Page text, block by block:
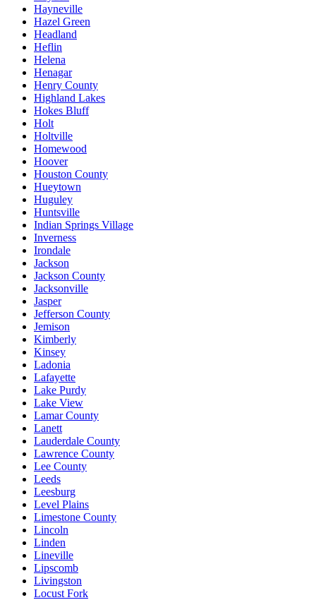
Hayneville
Hazel Green
Headland
Heflin
Helena
Henagar
Henry County
Highland Lakes
Hokes Bluff
Holt
Holtville
Homewood
Hoover
Houston County
Hueytown
Huguley
Huntsville
Indian Springs Village
Inverness
Irondale
Jackson
Jackson County
Jacksonville
Jasper
Jefferson County
Jemison
Kimberly
Kinsey
Ladonia
Lafayette
Lake Purdy
Lake View
Lamar County
Lanett
Lauderdale County
Lawrence County
Lee County
Leeds
Leesburg
Level Plains
Limestone County
Lincoln
Linden
Lineville
Lipscomb
Livingston
Locust Fork